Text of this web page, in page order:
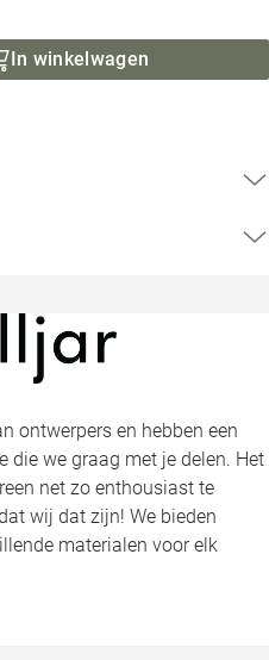
In winkelwagen
ontwerpers en hebben een
die we graag met je delen. Het
net zo enthousiast te
wij dat zijn! We bieden
materialen voor elk